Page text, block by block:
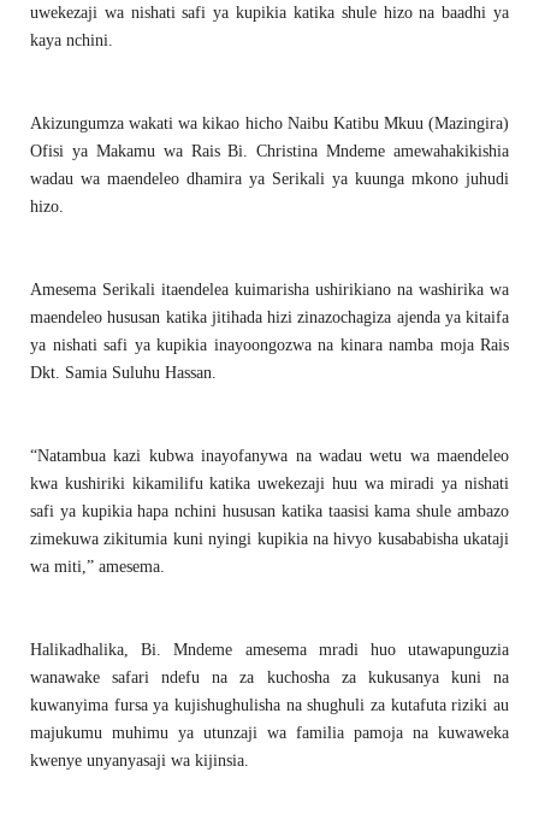
uwekezaji wa nishati safi ya kupikia katika shule hizo na baadhi ya
kaya nchini.
Akizungumza wakati wa kikao hicho Naibu Katibu Mkuu (Mazingira)
Ofisi ya Makamu wa Rais Bi. Christina Mndeme amewahakikishia
wadau wa maendeleo dhamira ya Serikali ya kuunga mkono juhudi
hizo.
Amesema Serikali itaendelea kuimarisha ushirikiano na washirika wa
maendeleo hususan katika jitihada hizi zinazochagiza ajenda ya kitaifa
ya nishati safi ya kupikia inayoongozwa na kinara namba moja Rais
Dkt. Samia Suluhu Hassan.
“Natambua kazi kubwa inayofanywa na wadau wetu wa maendeleo
kwa kushiriki kikamilifu katika uwekezaji huu wa miradi ya nishati
safi ya kupikia hapa nchini hususan katika taasisi kama shule ambazo
zimekuwa zikitumia kuni nyingi kupikia na hivyo kusababisha ukataji
wa miti,” amesema.
Halikadhalika, Bi. Mndeme amesema mradi huo utawapunguzia
wanawake safari ndefu na za kuchosha za kukusanya kuni na
kuwanyima fursa ya kujishughulisha na shughuli za kutafuta riziki au
majukumu muhimu ya utunzaji wa familia pamoja na kuwaweka
kwenye unyanyasaji wa kijinsia.